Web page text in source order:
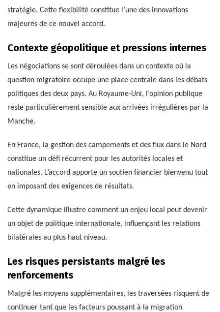
stratégie. Cette flexibilité constitue l’une des innovations
majeures de ce nouvel accord.
Contexte géopolitique et pressions internes
Les négociations se sont déroulées dans un contexte où la
question migratoire occupe une place centrale dans les débats
politiques des deux pays. Au Royaume-Uni, l’opinion publique
reste particulièrement sensible aux arrivées irrégulières par la
Manche.
En France, la gestion des campements et des flux dans le Nord
constitue un défi récurrent pour les autorités locales et
nationales. L’accord apporte un soutien financier bienvenu tout
en imposant des exigences de résultats.
Cette dynamique illustre comment un enjeu local peut devenir
un objet de politique internationale, influençant les relations
bilatérales au plus haut niveau.
Les risques persistants malgré les
renforcements
Malgré les moyens supplémentaires, les traversées risquent de
continuer tant que les facteurs poussant à la migration